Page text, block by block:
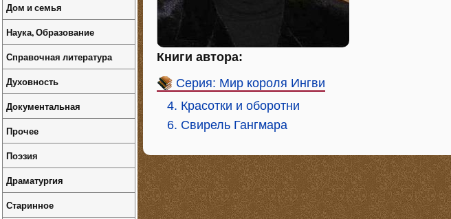
Книги автора:
Серия: Мир короля Ингви
4. Красотки и оборотни
6. Свирель Гангмара
Дом и семья
Наука, Образование
Справочная литература
Духовность
Документальная
Прочее
Поэзия
Драматургия
Старинное